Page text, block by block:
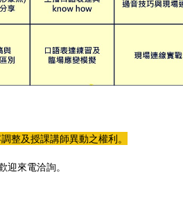
整及授課講師異動之權利。
來電洽詢。